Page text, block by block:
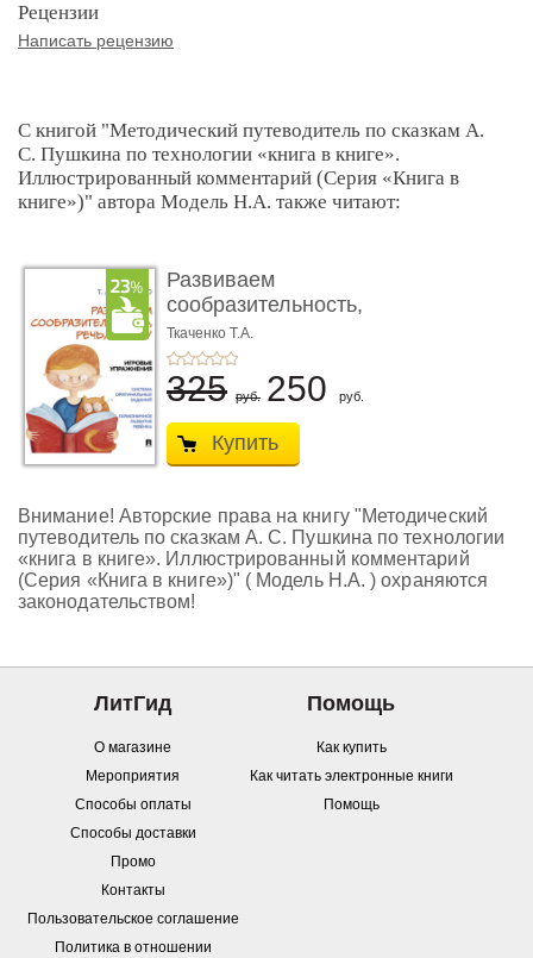
Рецензии
Написать рецензию
С книгой "Методический путеводитель по сказкам А.
С. Пушкина по технологии «книга в книге».
Иллюстрированный комментарий (Серия «Книга в
книге»)" автора Модель Н.А. также читают:
Развиваем
сообразительность,
речь, логику. Уче ...
Ткаченко Т.А.
325 руб. 250 руб.
Купить
Внимание! Авторские права на книгу "Методический
путеводитель по сказкам А. С. Пушкина по технологии
«книга в книге». Иллюстрированный комментарий
(Серия «Книга в книге»)" ( Модель Н.А. ) охраняются
законодательством!
ЛитГид
О магазине
Мероприятия
Способы оплаты
Способы доставки
Промо
Контакты
Пользовательское соглашение
Политика в отношении
Помощь
Как купить
Как читать электронные книги
Помощь